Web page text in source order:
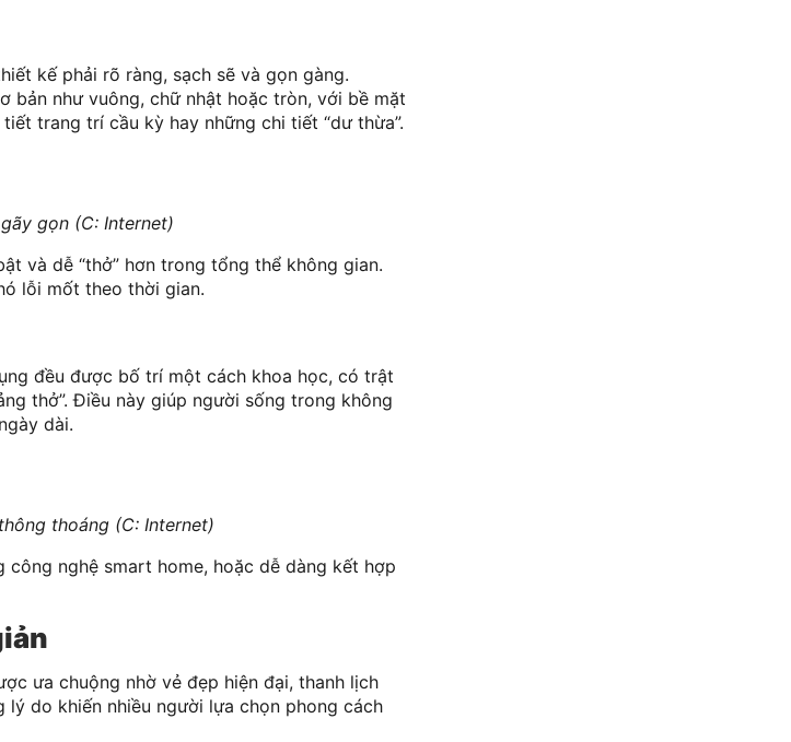
kế phải rõ ràng, sạch sẽ và gọn gàng.
bản như vuông, chữ nhật hoặc tròn, với bề mặt
trang trí cầu kỳ hay những chi tiết “dư thừa”.
gọn (C: Internet)
và dễ “thở” hơn trong tổng thể không gian.
lỗi mốt theo thời gian.
đều được bố trí một cách khoa học, có trật
thở”. Điều này giúp người sống trong không
dài.
thoáng (C: Internet)
nghệ smart home, hoặc dễ dàng kết hợp
ưa chuộng nhờ vẻ đẹp hiện đại, thanh lịch
do khiến nhiều người lựa chọn phong cách